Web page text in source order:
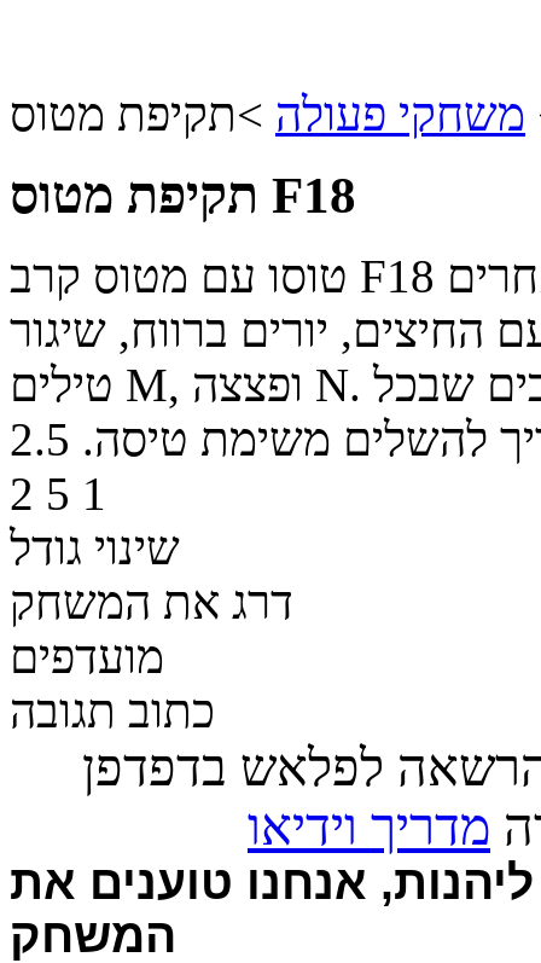
משחקי פעולה >
תקיפת מטוס F18
טוסו עם מטוס קרב F18 מתקדם ביותר ואל תתנו למטוסים אחרים
יורים ברווח, שיגור
טילים M, ופצצה N. במשחק טיסה זה יש מספר שלבים שבכל
להשלים משימת טיסה. 2.5
2 5 1
שינוי גודל
דרג את המשחק
מועדפים
כתוב תגובה
לפלאש בדפדפן
מדריך וידיאו
אנחנו טוענים את
המשחק